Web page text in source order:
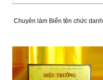
Chuyên làm Biển tên chức danh